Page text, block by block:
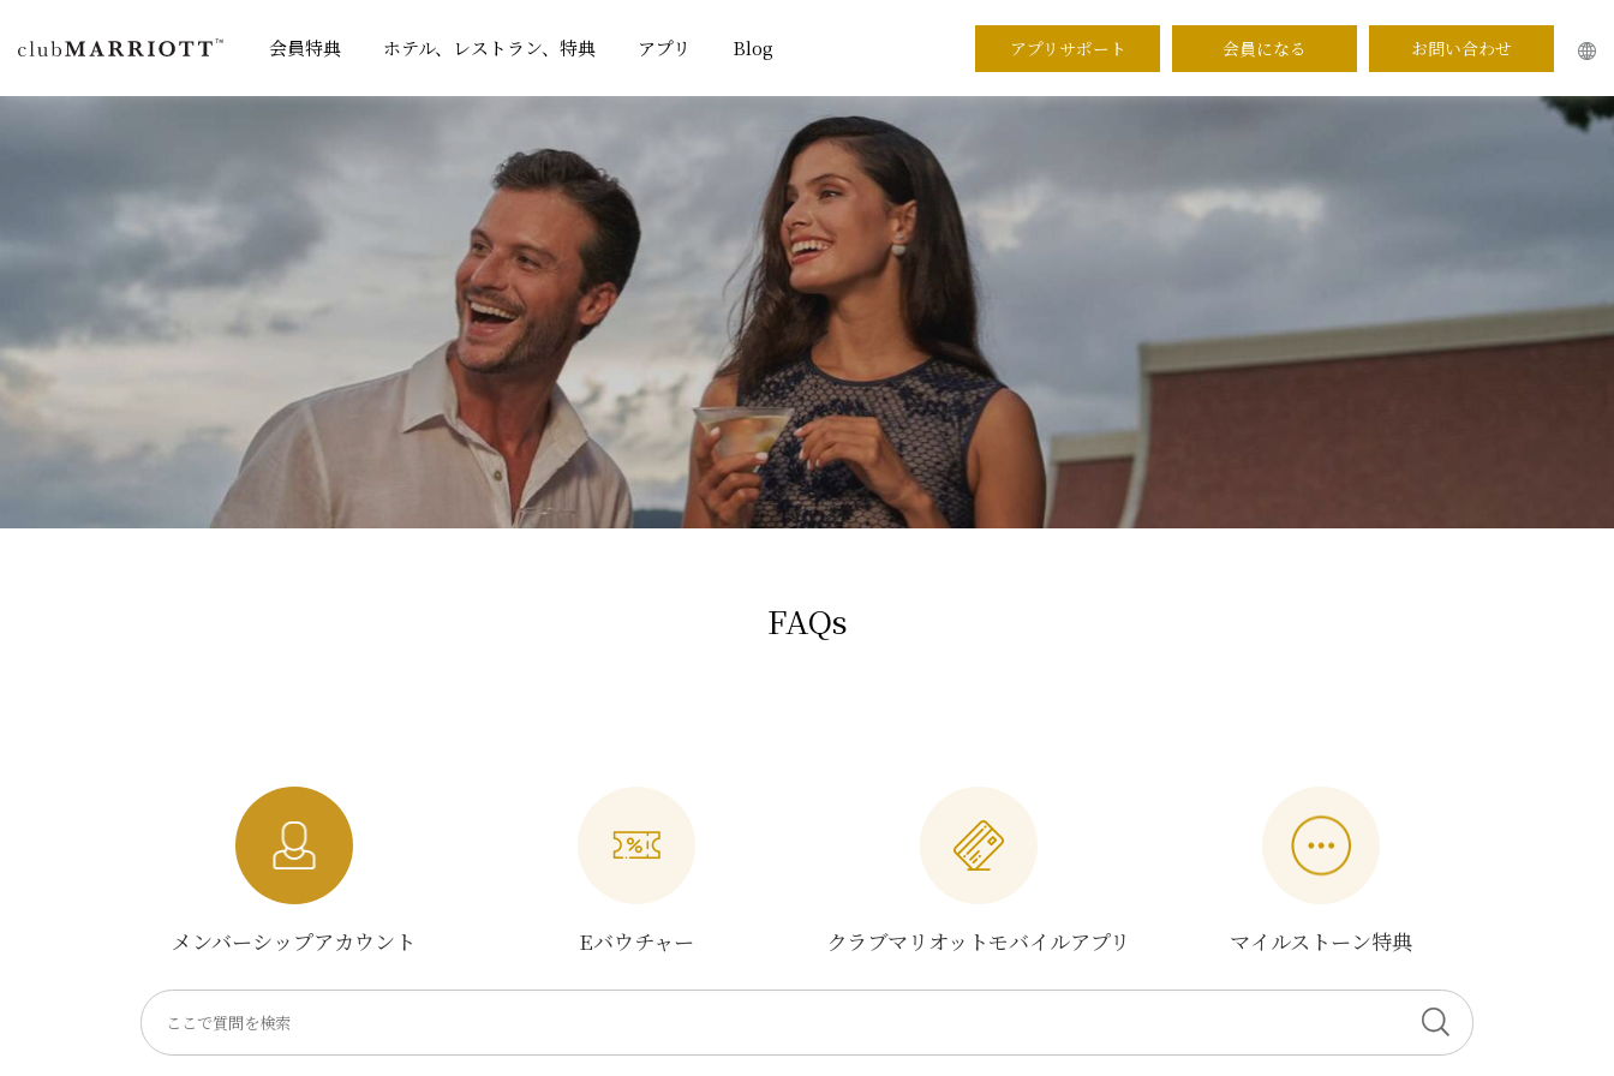
会員特典 ホテル、レストラン、特典 アプリ Blog アプリサポート 会員になる お問い合わせ
FAQs
メンバーシップアカウント Eバウチャー クラブマリオットモバイルアプリ マイルストーン特典